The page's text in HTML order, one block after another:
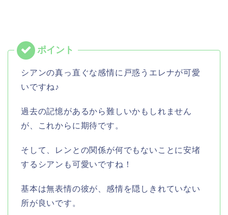
シアンの真っ直ぐな感情に戸惑うエレナが可愛
いですね♪
過去の記憶があるから難しいかもしれません
が、これからに期待です。
そして、レンとの関係が何でもないことに安堵
するシアンも可愛いですね！
基本は無表情の彼が、感情を隠しきれていない
所が良いです。